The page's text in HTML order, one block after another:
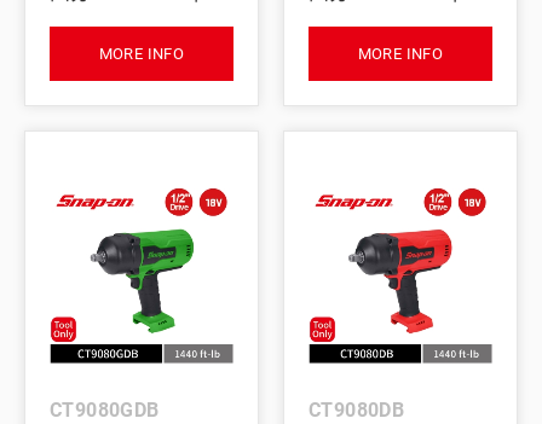
用 超大扭力無刷衝
擊扳手｜單電池+充
電座 (紅)
MORE INFO
用 超大扭力無刷衝
擊扳手 (Tool Only)
(螢光黃)
MORE INFO
CT9080GDB CT9080DB